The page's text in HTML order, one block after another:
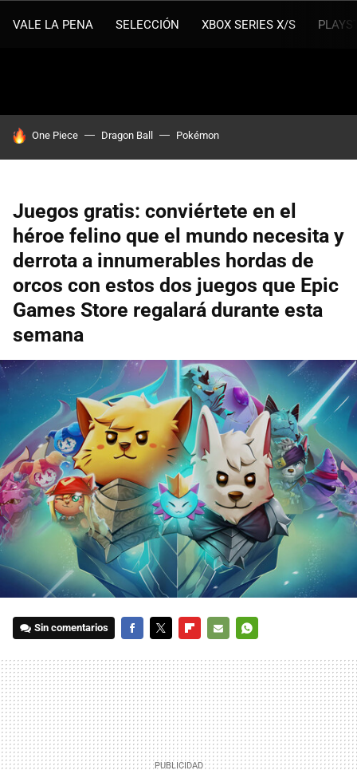
VALE LA PENA SELECCIÓN XBOX SERIES X/S
HOY SE HABLA DE
One Piece Dragon Ball Pokémon
Juegos gratis: conviértete en el
héroe felino que el mundo necesita y
derrota a innumerables hordas de
orcos con estos dos juegos que Epic
Games Store regalará durante esta
semana
Sin comentarios
MAIL